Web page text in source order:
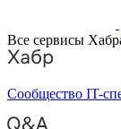
Все сервисы
Сообщество IT-